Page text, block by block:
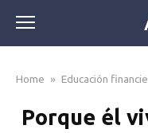
content
Home » Educación
Porque él